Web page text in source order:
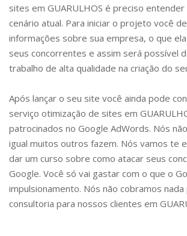
sites em GUARULHOS é preciso
cenário atual. Para iniciar o projeto você
informações sobre sua empresa, o que
seus concorrentes e assim será possível
trabalho de alta qualidade na criação do
Após lançar o seu site você ainda pode
serviço otimização de sites em
patrocinados no Google AdWords. Nós
igual muitos outros fazem. Nós vamos te
dar um curso sobre como atacar seus
Google. Você só vai gastar com o que o
impulsionamento. Nós não cobramos
consultoria para nossos clientes em